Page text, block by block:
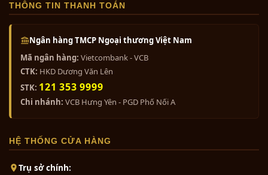
THÔNG TIN THANH TOÁN
Ngân hàng TMCP Ngoại thương Việt Nam
Mã ngân hàng: Vietcombank - VCB
CTK: HKD Dương Văn Lên
STK: 121 353 9999
Chi nhánh: VCB Hưng Yên - PGD Phố Nối A
HỆ THỐNG CỬA HÀNG
Trụ sở chính: